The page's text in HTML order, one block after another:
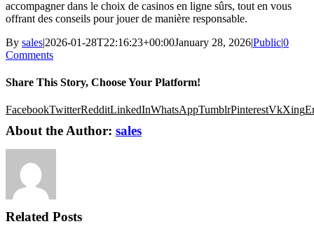
accompagner dans le choix de casinos en ligne sûrs, tout en vous
offrant des conseils pour jouer de manière responsable.
By sales|2026-01-28T22:16:23+00:00January 28, 2026|Public|0
Comments
Share This Story, Choose Your Platform!
FacebookTwitterRedditLinkedInWhatsAppTumblrPinterestVkXing
About the Author: sales
Related Posts